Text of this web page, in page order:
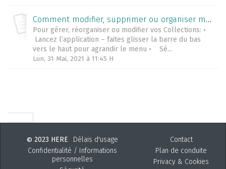
Comment modifier, supprimer ou organiser mes Collections?
Pour gérer, réorganiser ou modifier vos Collections: •
Lancez l’application – faites glisser la barre du bas
vers le haut pour agrandir le menu • Sé...
Lun, 31 Mai, 2021 à 11:45 H
© 2023 HERE
Délais d'usage
Confidentialité / Informations
personnelles
Contact
Plan de conduite
Privacy & Cookies